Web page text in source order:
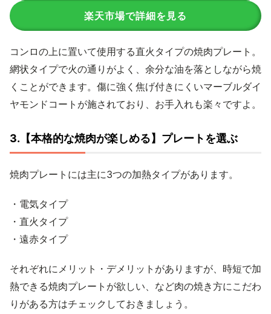
楽天市場で詳細を見る
コンロの上に置いて使用する直火タイプの焼肉プレート。
網状タイプで火の通りがよく、余分な油を落としながら焼
くことができます。傷に強く焦げ付きにくいマーブルダイ
ヤモンドコートが施されており、お手入れも楽々ですよ。
3.【本格的な焼肉が楽しめる】プレートを選ぶ
焼肉プレートには主に3つの加熱タイプがあります。
・電気タイプ
・直火タイプ
・遠赤タイプ
それぞれにメリット・デメリットがありますが、時短で加
熱できる焼肉プレートが欲しい、など肉の焼き方にこだわ
りがある方はチェックしておきましょう。